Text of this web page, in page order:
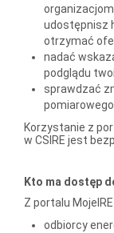
udostępnisz
otrzymać
nadać
podglądu
sprawdzać
pomiarowego
Korzystanie z
w CSIRE jest
Kto ma dostęp
Z portalu
odbiorcy